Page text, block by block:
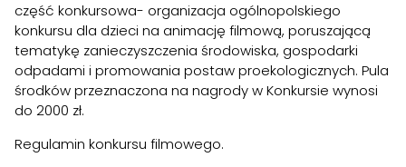
część konkursowa- organizacja ogólnopolskiego
konkursu dla dzieci na animację filmową, poruszającą
tematykę zanieczyszczenia środowiska, gospodarki
odpadami i promowania postaw proekologicznych. Pula
środków przeznaczona na nagrody w Konkursie wynosi
do 2000 zł.
Regulamin konkursu filmowego.